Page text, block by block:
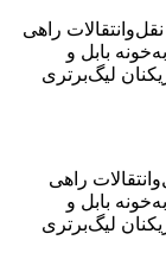
راهی
بابل و
لیگ‌برتری
راهی
بابل و
لیگ‌برتری